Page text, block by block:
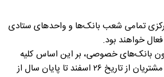
تمامی شعب بانک‌ها و واحدهای ستادی
خواهند بود.
بانک‌های خصوصی، بر این اساس کلیه
شعب بانک‌ها برای پذيرش مشتريان از تاريخ ۲۶ اسفند تا پايان سال از